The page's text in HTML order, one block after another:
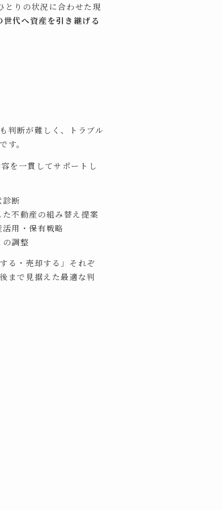
とりの状況に合わせた現
代へ資産を引き継げる
判断が難しく、トラブル
す。
を一貫してサポートし
断
不動産の組み替え提案
用・保有戦略
の調整
る・売却する」それぞ
まで見据えた最適な判